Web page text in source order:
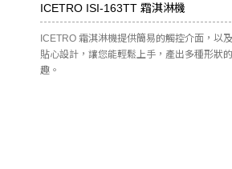
ICETRO ISI-163TT 霜淇淋機
ICETRO 霜淇淋機提供簡易的觸控介面，以
貼心設計，讓您能輕鬆上手，產出多種形狀
趣。